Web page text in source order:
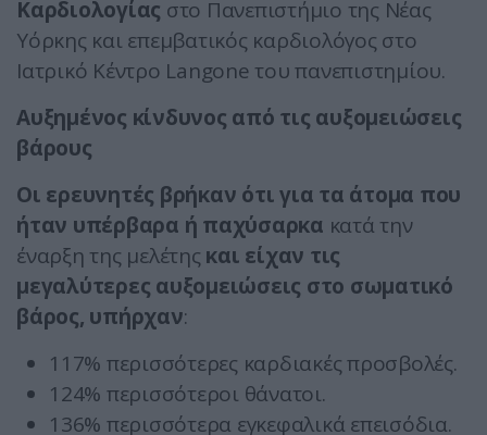
Καρδιολογίας στο Πανεπιστήμιο της Νέας
Υόρκης και επεμβατικός καρδιολόγος στο
Ιατρικό Κέντρο Langone του πανεπιστημίου.
Αυξημένος κίνδυνος από τις αυξομειώσεις
βάρους
Οι ερευνητές βρήκαν ότι για τα άτομα που
ήταν υπέρβαρα ή παχύσαρκα κατά την
έναρξη της μελέτης και είχαν τις
μεγαλύτερες αυξομειώσεις στο σωματικό
βάρος, υπήρχαν:
117% περισσότερες καρδιακές προσβολές.
124% περισσότεροι θάνατοι.
136% περισσότερα εγκεφαλικά επεισόδια.